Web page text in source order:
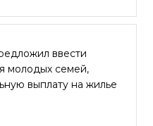
ввести
молодых семей,
выплату на жилье